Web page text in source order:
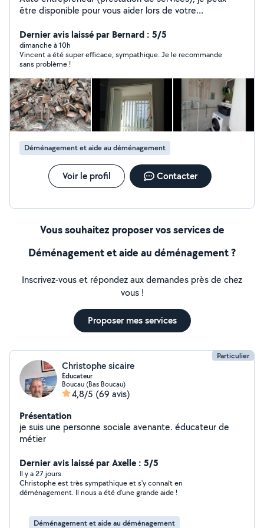
être disponible pour vous aider lors de votre
déchargement de camion. Port de charges lourdes,
manutention de placo, manutention et rangement de
steres de bois, je dispose de diables, et plateaux a
roulettes. Je peux également être disponible pour le
débarras, de votre cave, grenier, garage, appartement...
N'hésitez pas à me contacter pour plus de
renseignements.
Dernier avis laissé par Bernard : 5/5
dimanche à 10h
Vincent a été super efficace, sympathique. Je le recommande
sans problème !
Déménagement et aide au déménagement
Voir le profil Contacter
Vous souhaitez proposer vos services de
Déménagement et aide au déménagement ?
Inscrivez-vous et répondez aux demandes près de chez
vous !
Proposer mes services
Particulier
Christophe sicaire
Éducateur
Boucau (Bas Boucau)
4,8/5 (69 avis)
Présentation
je suis une personne sociale avenante. éducateur de
métier
Dernier avis laissé par Axelle : 5/5
Il y a 27 jours
Christophe est très sympathique et s'y connaît en
déménagement. Il nous a été d'une grande aide !
Déménagement et aide au déménagement